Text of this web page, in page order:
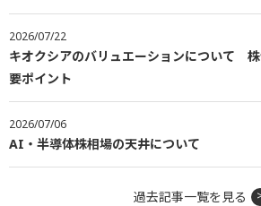
2026/07/22
キオクシアのバリュエーションについて
要ポイント
2026/07/06
AI・半導体株相場の天井について
過去記事一覧を見る